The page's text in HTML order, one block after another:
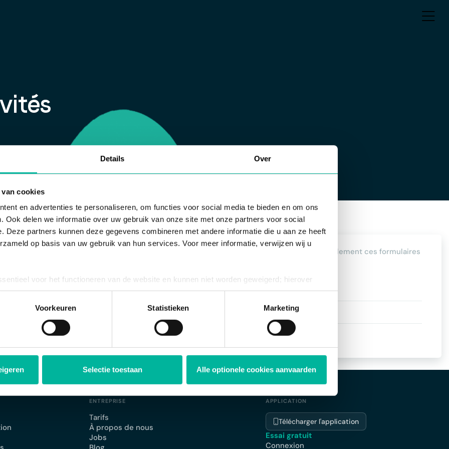
Details Over
cookies
en advertenties te personaliseren, om functies voor social media te bieden en om ons
Ook delen we informatie over uw gebruik van onze site met onze partners voor social
Deze partners kunnen deze gegevens combineren met andere informatie die u aan ze heeft
op basis van uw gebruik van hun services. Voor meer informatie, verwijzen wij u
voor het functioneren van de website en kunnen niet worden geweigerd; hierover
U kunt uw toestemming voor het gebruik van andere cookies op elk moment intrekken
onderaan de website.
Voorkeuren Statistieken Marketing
Selectie toestaan Alle optionele cookies aanvaarden
qu'utilisateur > 3. S'inscrire aux activités
que vous trouverez dans le module "
". Vous trouverez également ces formulaires
ENTREPRISE
Tarifs
À propos de nous
Jobs
APPLICATION
Télécharger l'application
Essai gratuit
Connexion